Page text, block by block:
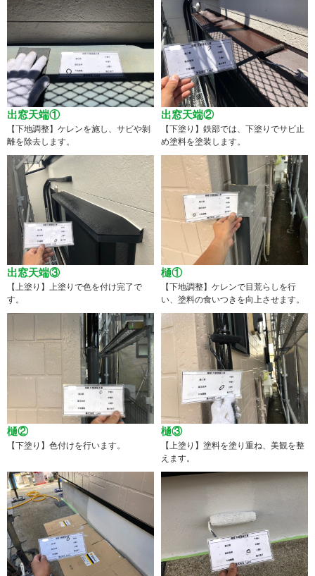
出窓天端①
【下地調整】ケレンを施し、サビや剝
離を除去します。
出窓天端②
【下塗り】鉄部では、下塗りでサビ止
め塗料を塗装します。
出窓天端③
【上塗り】上塗りで色を付け完了で
す。
樋①
【下地調整】ケレンで目荒らしを行
い、塗料の食いつきを向上させます。
樋②
【下塗り】色付けを行います。
樋③
【上塗り】塗料を塗り重ね、美観を整
えます。